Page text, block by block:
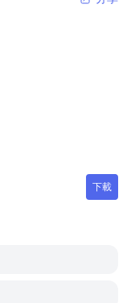
下載